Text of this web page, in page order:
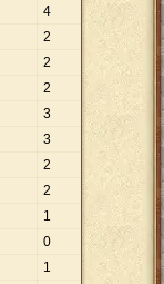
4
2
2
2
3
3
2
2
1
0
1